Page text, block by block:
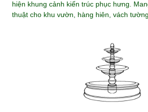
hiện khung cảnh kiến trúc phục hưng.
thuật cho khu vườn, hàng hiên, vách